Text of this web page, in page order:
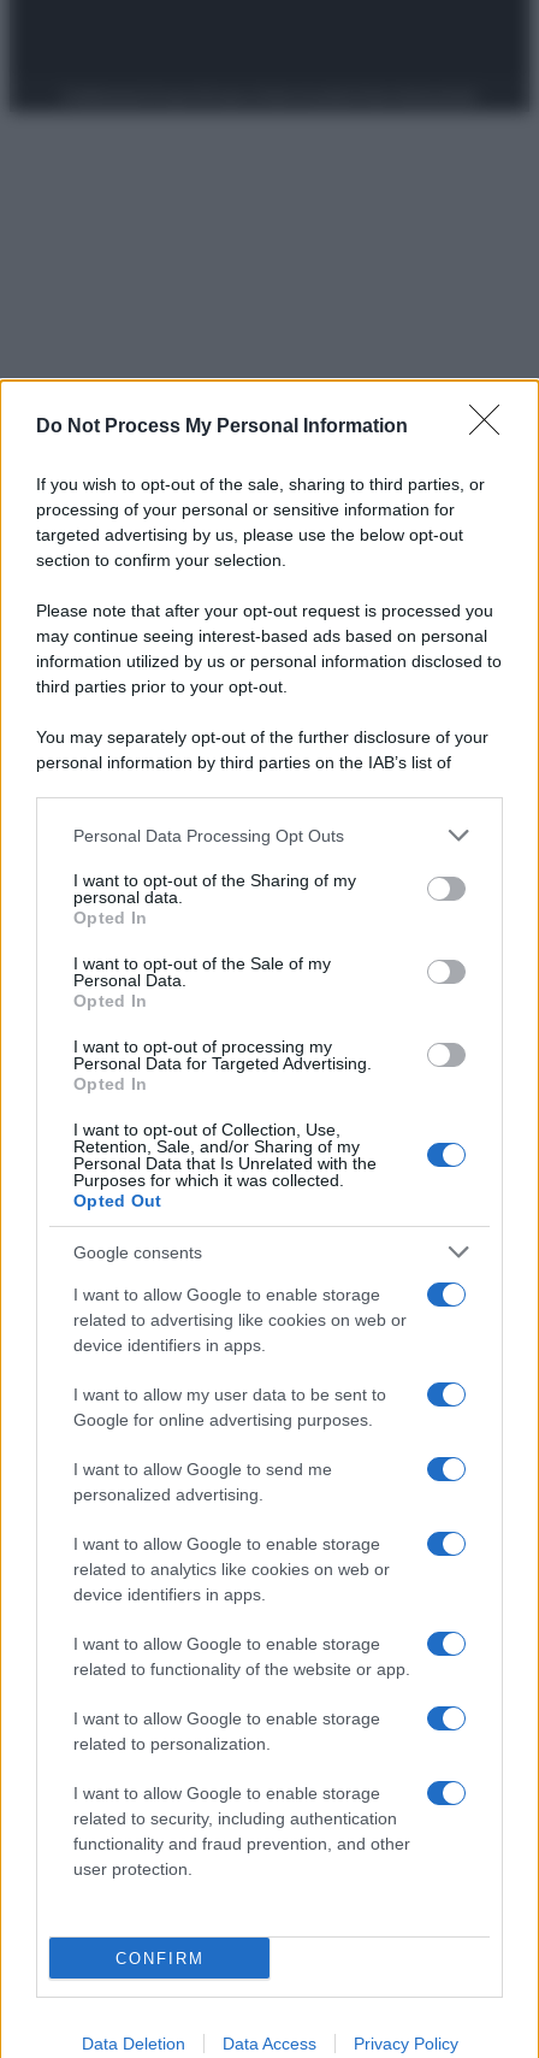
Do Not Process My Personal Information
If you wish to opt-out of the sale, sharing to third parties, or
processing of your personal or sensitive information for
targeted advertising by us, please use the below opt-out
section to confirm your selection.
Please note that after your opt-out request is processed you
may continue seeing interest-based ads based on personal
information utilized by us or personal information disclosed to
third parties prior to your opt-out.
You may separately opt-out of the further disclosure of your
personal information by third parties on the IAB’s list of
This information may also be disclosed by us to third parties
disclose it to other third parties.
Please note that this website/app uses one or more Google
services and may gather and store information including but
not limited to your visit or usage behaviour. You may click to
grant or deny consent to Google and its third-party tags to
consent section.
Personal Data Processing Opt Outs
I want to opt-out of the Sharing of my
personal data.
Opted In
I want to opt-out of the Sale of my
Personal Data.
Opted In
I want to opt-out of processing my
Personal Data for Targeted Advertising.
Opted In
I want to opt-out of Collection, Use,
Retention, Sale, and/or Sharing of my
Personal Data that Is Unrelated with the
Purposes for which it was collected.
Opted Out
Google consents
I want to allow Google to enable storage
related to advertising like cookies on web or
device identifiers in apps.
I want to allow my user data to be sent to
Google for online advertising purposes.
I want to allow Google to send me
personalized advertising.
I want to allow Google to enable storage
related to analytics like cookies on web or
device identifiers in apps.
I want to allow Google to enable storage
related to functionality of the website or app.
I want to allow Google to enable storage
related to personalization.
I want to allow Google to enable storage
related to security, including authentication
functionality and fraud prevention, and other
user protection.
CONFIRM
Data Deletion Data Access Privacy Policy